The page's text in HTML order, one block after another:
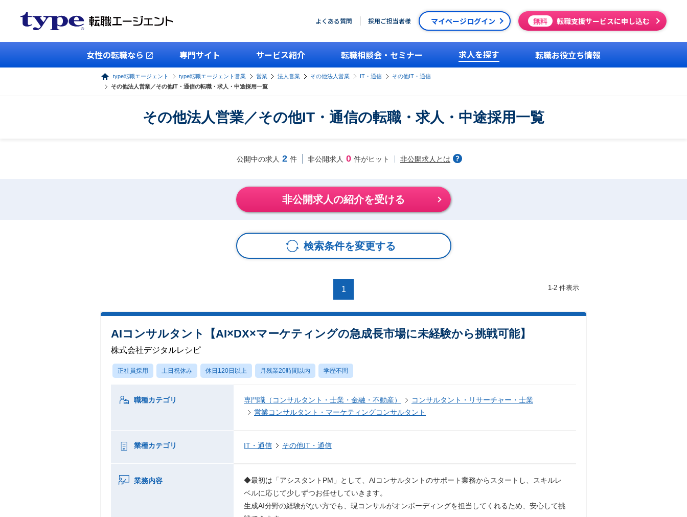
よくある質問 採用ご担当者様 マイページログイン 無料 転職支援サービスに申し込む
女性の転職なら 専門サイト サービス紹介 転職相談会・セミナー 求人を探す 転職お役立ち情報
type転職エージェント type転職エージェント営業 営業 法人営業 その他法人営業 IT・通信
その他IT・通信
その他法人営業／その他IT・通信の転職・求人・中途採用一覧
その他法人営業／その他IT・通信の転職・求人・中途採用一覧
公開中の求人 2 件 非公開求人 0 件がヒット 非公開求人とは
非公開求人の紹介を受ける
検索条件を変更する
1 1-2 件表示
AIコンサルタント【AI×DX×マーケティングの急成長市場に未経験から挑戦可能】
株式会社デジタルレシピ
正社員採用 土日祝休み 休日120日以上 月残業20時間以内 学歴不問
職種カテゴリ 専門職（コンサルタント・士業・金融・不動産）
コンサルタント・リサーチャー・士業
営業コンサルタント・マーケティングコンサルタント
業種カテゴリ IT・通信 その他IT・通信
業務内容
◆最初は「アシスタントPM」として、AIコンサルタントのサポート業務からスタートし、スキルレ
ベルに応じて少しずつお任せしていきます。
生成AI分野の経験がない方でも、現コンサルがオンボーディングを担当してくれるため、安心して挑